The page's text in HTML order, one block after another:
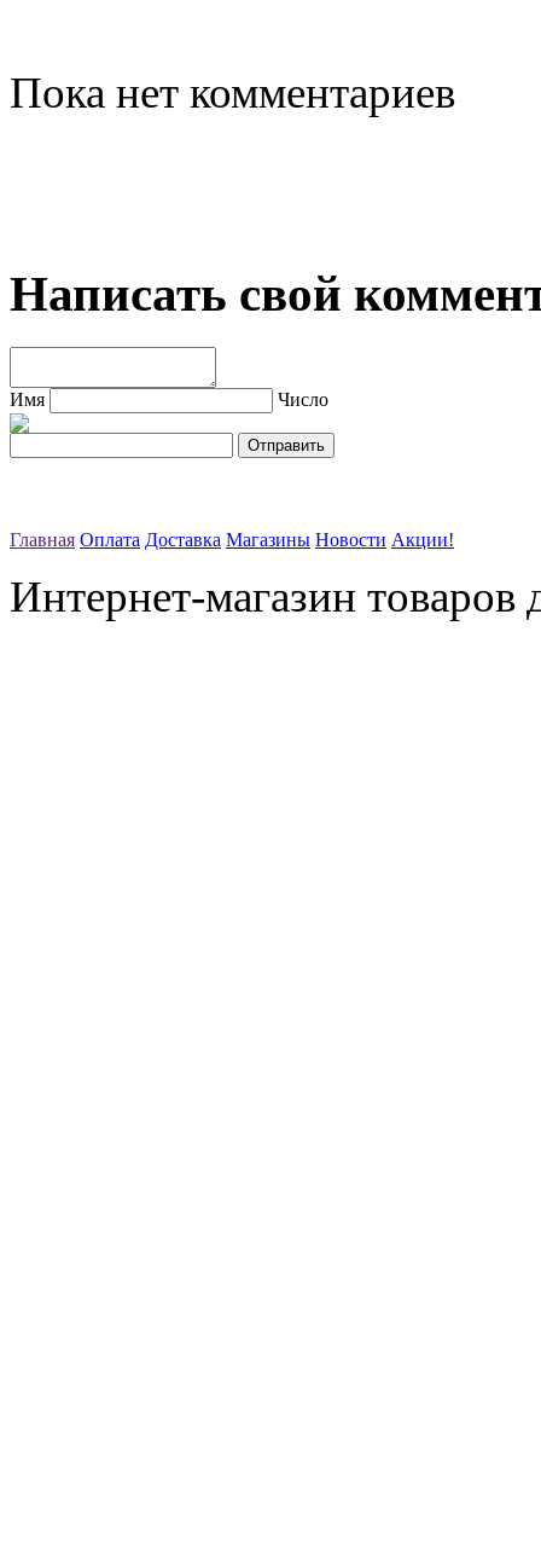
Пока нет комментариев
Написать свой
Имя Число
Главная Оплата Доставка Магазины Новости Акции!
Интернет-магазин